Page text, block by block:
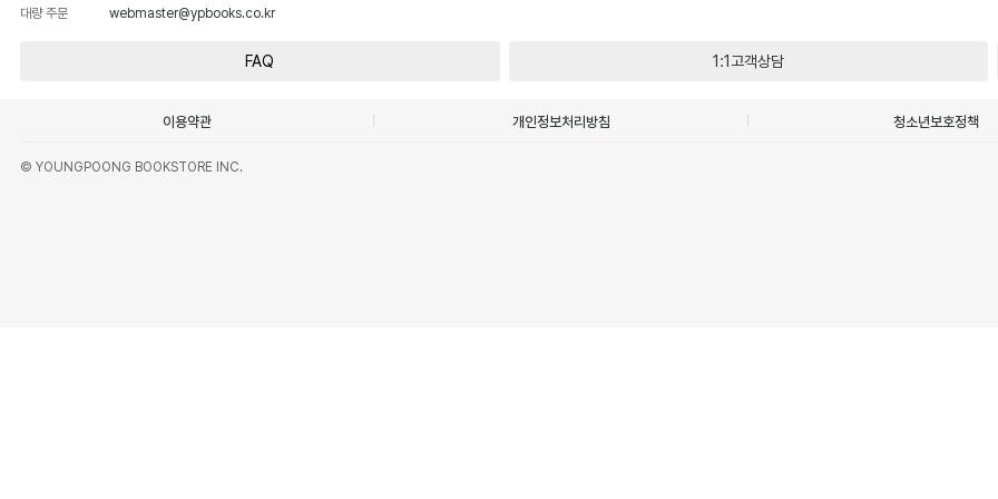
대량 주문 webmaster@ypbooks.co.kr
FAQ 1:1고객상담
이용약관 개인정보처리방침 청소년보호정책
© YOUNGPOONG BOOKSTORE INC.